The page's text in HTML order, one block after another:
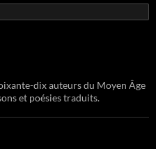
dix auteurs du Moyen Âge
et poésies traduits.